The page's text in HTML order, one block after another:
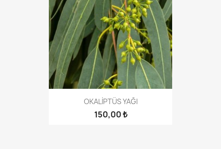
OKALİPTÜS YAĞI
150,00 ₺